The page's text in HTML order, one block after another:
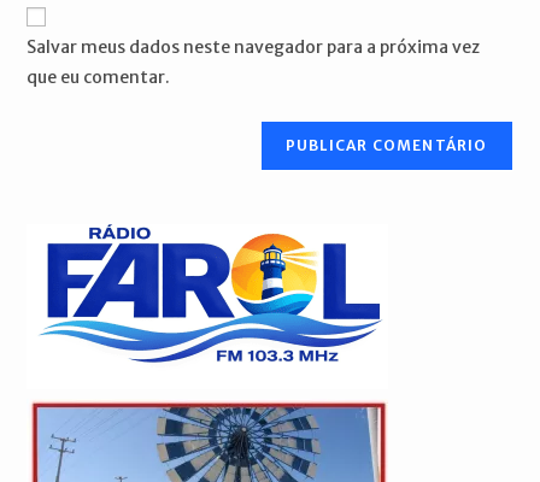
para
comentar
mail
para
comentar
do
site
Salvar meus dados neste navegador para a próxima vez
que eu comentar.